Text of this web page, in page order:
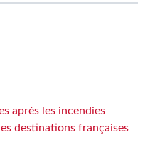
après les incendies
destinations françaises